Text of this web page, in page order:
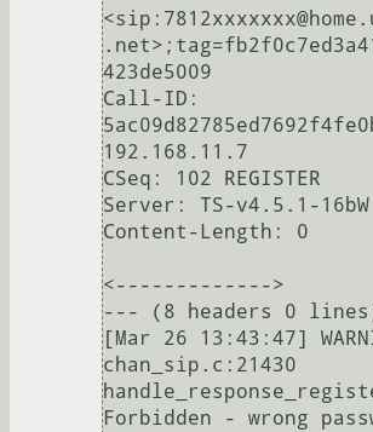
423de5009
Call-ID:
192.168.11.7
CSeq: 102 REGISTER
Server: TS-v4.5.1-16bW
Content-Length: 0
<------------->
--- (8 headers 0
[Mar 26 13:43:47]
chan_sip.c:21430
Forbidden - wrong